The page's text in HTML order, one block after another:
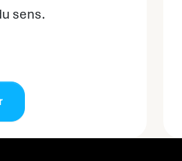
sens.